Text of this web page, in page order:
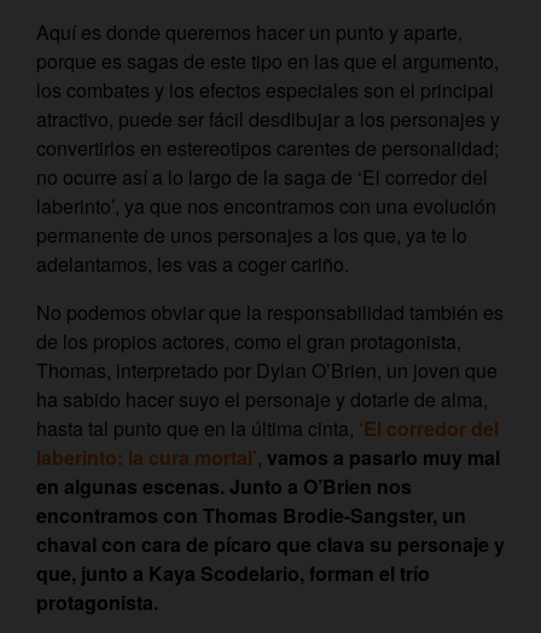
Aquí es donde queremos hacer un punto y aparte,
porque es sagas de este tipo en las que el argumento,
los combates y los efectos especiales son el principal
atractivo, puede ser fácil desdibujar a los personajes y
convertirlos en estereotipos carentes de personalidad;
no ocurre así a lo largo de la saga de ‘El corredor del
laberinto’, ya que nos encontramos con una evolución
permanente de unos personajes a los que, ya te lo
adelantamos, les vas a coger cariño.
No podemos obviar que la responsabilidad también es
de los propios actores, como el gran protagonista,
Thomas, interpretado por Dylan O’Brien, un joven que
ha sabido hacer suyo el personaje y dotarle de alma,
hasta tal punto que en la última cinta, ‘El corredor del
laberinto: la cura mortal’, vamos a pasarlo muy mal
en algunas escenas. Junto a O’Brien nos
encontramos con Thomas Brodie-Sangster, un
chaval con cara de pícaro que clava su personaje y
que, junto a Kaya Scodelario, forman el trío
protagonista.